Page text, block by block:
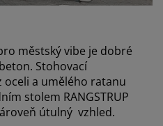
městský vibe je dobré
Stohovací
oceli a umělého ratanu
stolem RANGSTRUP
útulný vzhled.